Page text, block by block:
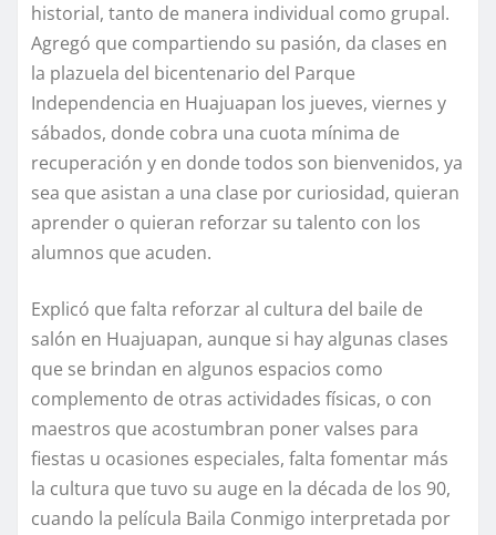
historial, tanto de manera individual como grupal.
Agregó que compartiendo su pasión, da clases en
la plazuela del bicentenario del Parque
Independencia en Huajuapan los jueves, viernes y
sábados, donde cobra una cuota mínima de
recuperación y en donde todos son bienvenidos, ya
sea que asistan a una clase por curiosidad, quieran
aprender o quieran reforzar su talento con los
alumnos que acuden.
Explicó que falta reforzar al cultura del baile de
salón en Huajuapan, aunque si hay algunas clases
que se brindan en algunos espacios como
complemento de otras actividades físicas, o con
maestros que acostumbran poner valses para
fiestas u ocasiones especiales, falta fomentar más
la cultura que tuvo su auge en la década de los 90,
cuando la película Baila Conmigo interpretada por